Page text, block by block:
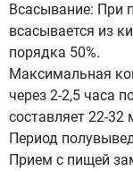
Всасывание: При
всасывается из
порядка 50%.
Максимальная
через 2-2,5 часа
составляет 22-32
Период
Прием с пищей